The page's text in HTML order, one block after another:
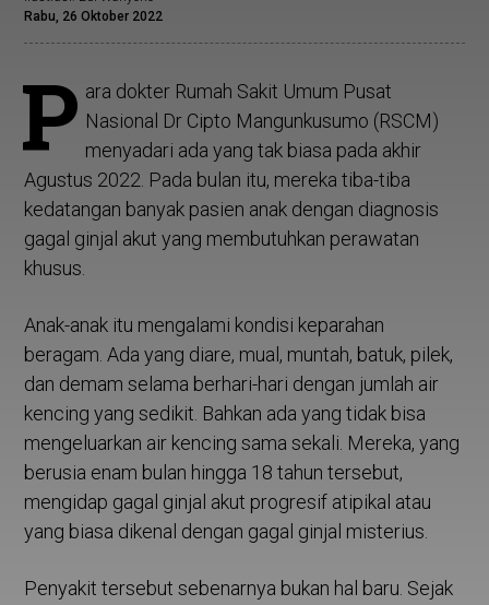
Rabu, 26 Oktober 2022
P ara dokter Rumah Sakit Umum Pusat
Nasional Dr Cipto Mangunkusumo (RSCM)
menyadari ada yang tak biasa pada akhir
Agustus 2022. Pada bulan itu, mereka tiba-tiba
kedatangan banyak pasien anak dengan diagnosis
gagal ginjal akut yang membutuhkan perawatan
khusus.
Anak-anak itu mengalami kondisi keparahan
beragam. Ada yang diare, mual, muntah, batuk, pilek,
dan demam selama berhari-hari dengan jumlah air
kencing yang sedikit. Bahkan ada yang tidak bisa
mengeluarkan air kencing sama sekali. Mereka, yang
berusia enam bulan hingga 18 tahun tersebut,
mengidap gagal ginjal akut progresif atipikal atau
yang biasa dikenal dengan gagal ginjal misterius.
Penyakit tersebut sebenarnya bukan hal baru. Sejak